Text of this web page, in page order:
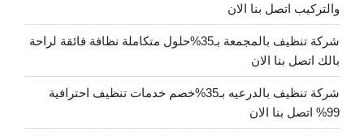
والتركيب اتصل بنا الان
شركة تنظيف بالمجمعة بـ35%حلول متكاملة نظافة فائقة لراحة
بالك اتصل بنا الان
شركة تنظيف بالدرعيه بـ35%خصم خدمات تنظيف احترافية
99% اتصل بنا الان